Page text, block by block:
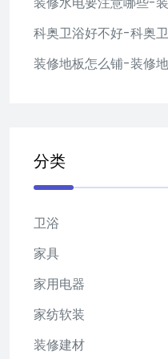
科奥卫浴好不好-科奥
装修地板怎么铺-装修
分类
卫浴
家具
家用电器
家纺软装
装修建材